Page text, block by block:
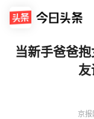
当新手爸爸
京